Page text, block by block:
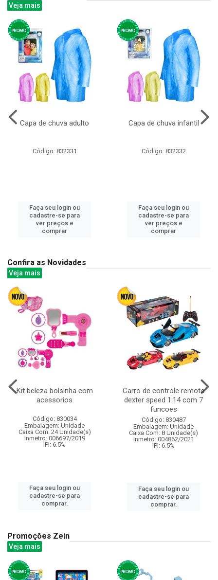
Veja mais
Capa de chuva adulto
Código: 832331
Faça seu login ou
cadastre-se para
ver preços e
comprar
Capa de chuva infantil
Código: 832332
Faça seu login ou
cadastre-se para
ver preços e
comprar
Confira as Novidades
Veja mais
Kit beleza bolsinha com
acessorios
Código: 830034
Embalagem: Unidade
Caixa Com: 24 Unidade(s)
Inmetro: 006697/2019
IPI: 6.5%
Faça seu login ou
cadastre-se para
comprar.
Carro de controle remoto
dexter speed 1:14 com 7
funcoes
Código: 830487
Embalagem: Unidade
Caixa Com: 8 Unidade(s)
Inmetro: 004862/2021
IPI: 6.5%
Faça seu login ou
cadastre-se para
comprar.
Promoções Zein
Veja mais